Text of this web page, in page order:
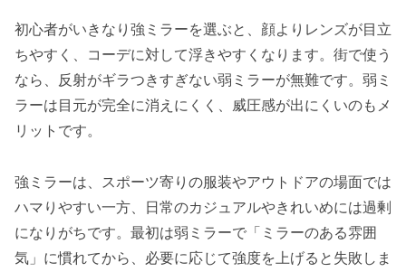
初心者がいきなり強ミラーを選ぶと、顔よりレンズが目立
ちやすく、コーデに対して浮きやすくなります。街で使う
なら、反射がギラつきすぎない弱ミラーが無難です。弱ミ
ラーは目元が完全に消えにくく、威圧感が出にくいのもメ
リットです。
強ミラーは、スポーツ寄りの服装やアウトドアの場面では
ハマりやすい一方、日常のカジュアルやきれいめには過剰
になりがちです。最初は弱ミラーで「ミラーのある雰囲
気」に慣れてから、必要に応じて強度を上げると失敗しま